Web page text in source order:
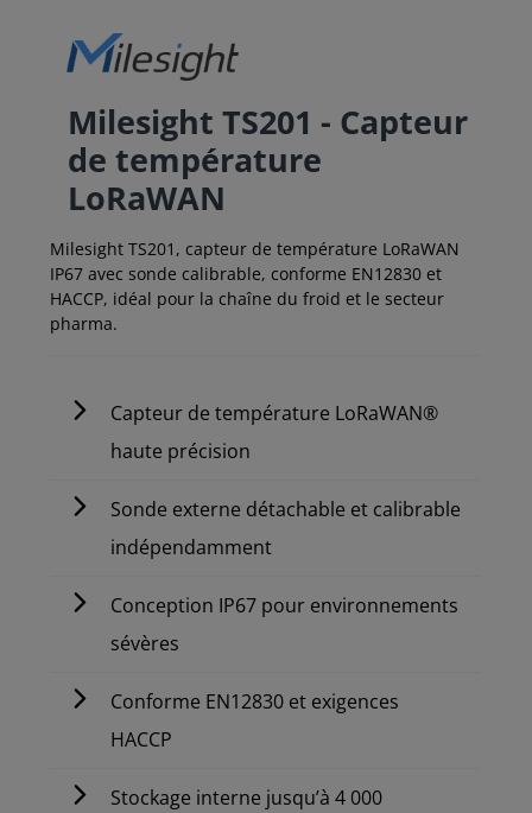
Milesight TS201 - Capteur
de température
LoRaWAN
Milesight TS201, capteur de température LoRaWAN
IP67 avec sonde calibrable, conforme EN12830 et
HACCP, idéal pour la chaîne du froid et le secteur
pharma.
Capteur de température LoRaWAN®
haute précision
Sonde externe détachable et calibrable
indépendamment
Conception IP67 pour environnements
sévères
Conforme EN12830 et exigences
HACCP
Stockage interne jusqu’à 4 000